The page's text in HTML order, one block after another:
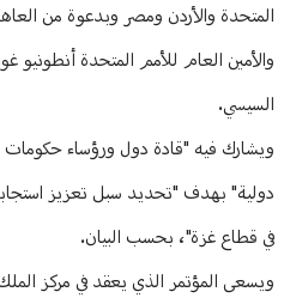
المتحدة والأردن ومصر وبدعوة من العاهل
والأمين العام للأمم المتحدة أنطونيو
السيسي.
ويشارك فيه "قادة دول ورؤساء حكومات
دولية" بهدف "تحديد سبل تعزيز استجابة
في قطاع غزة"، بحسب البيان.
ويسعى المؤتمر الذي يعقد في مركز